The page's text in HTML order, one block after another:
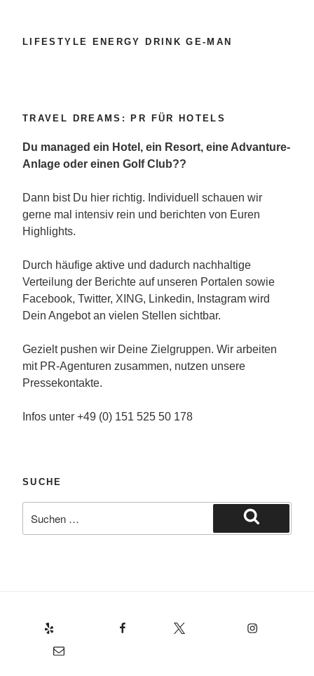
LIFESTYLE ENERGY DRINK GE-MAN
TRAVEL DREAMS: PR FÜR HOTELS
Du managed ein Hotel, ein Resort, eine Advanture-
Anlage oder einen Golf Club??
Dann bist Du hier richtig. Individuell schauen wir
gerne mal intensiv rein und berichten von Euren
Highlights.
Durch häufige aktive und dadurch nachhaltige
Verteilung der Berichte auf unseren Portalen sowie
Facebook, Twitter, XING, Linkedin, Instagram wird
Dein Angebot an vielen Stellen sichtbar.
Gezielt pushen wir Deine Zielgruppen. Wir arbeiten
mit PR-Agenturen zusammen, nutzen unsere
Pressekontakte.
Infos unter +49 (0) 151 525 50 178
SUCHE
nach:
Suchen
Twitter
E-Mail